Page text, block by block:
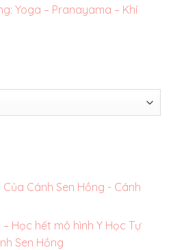
Yoga – Pranayama – Khí
Cánh Sen Hồng - Cánh
– Học hết mô hình Y Học Tự
Sen Hồng